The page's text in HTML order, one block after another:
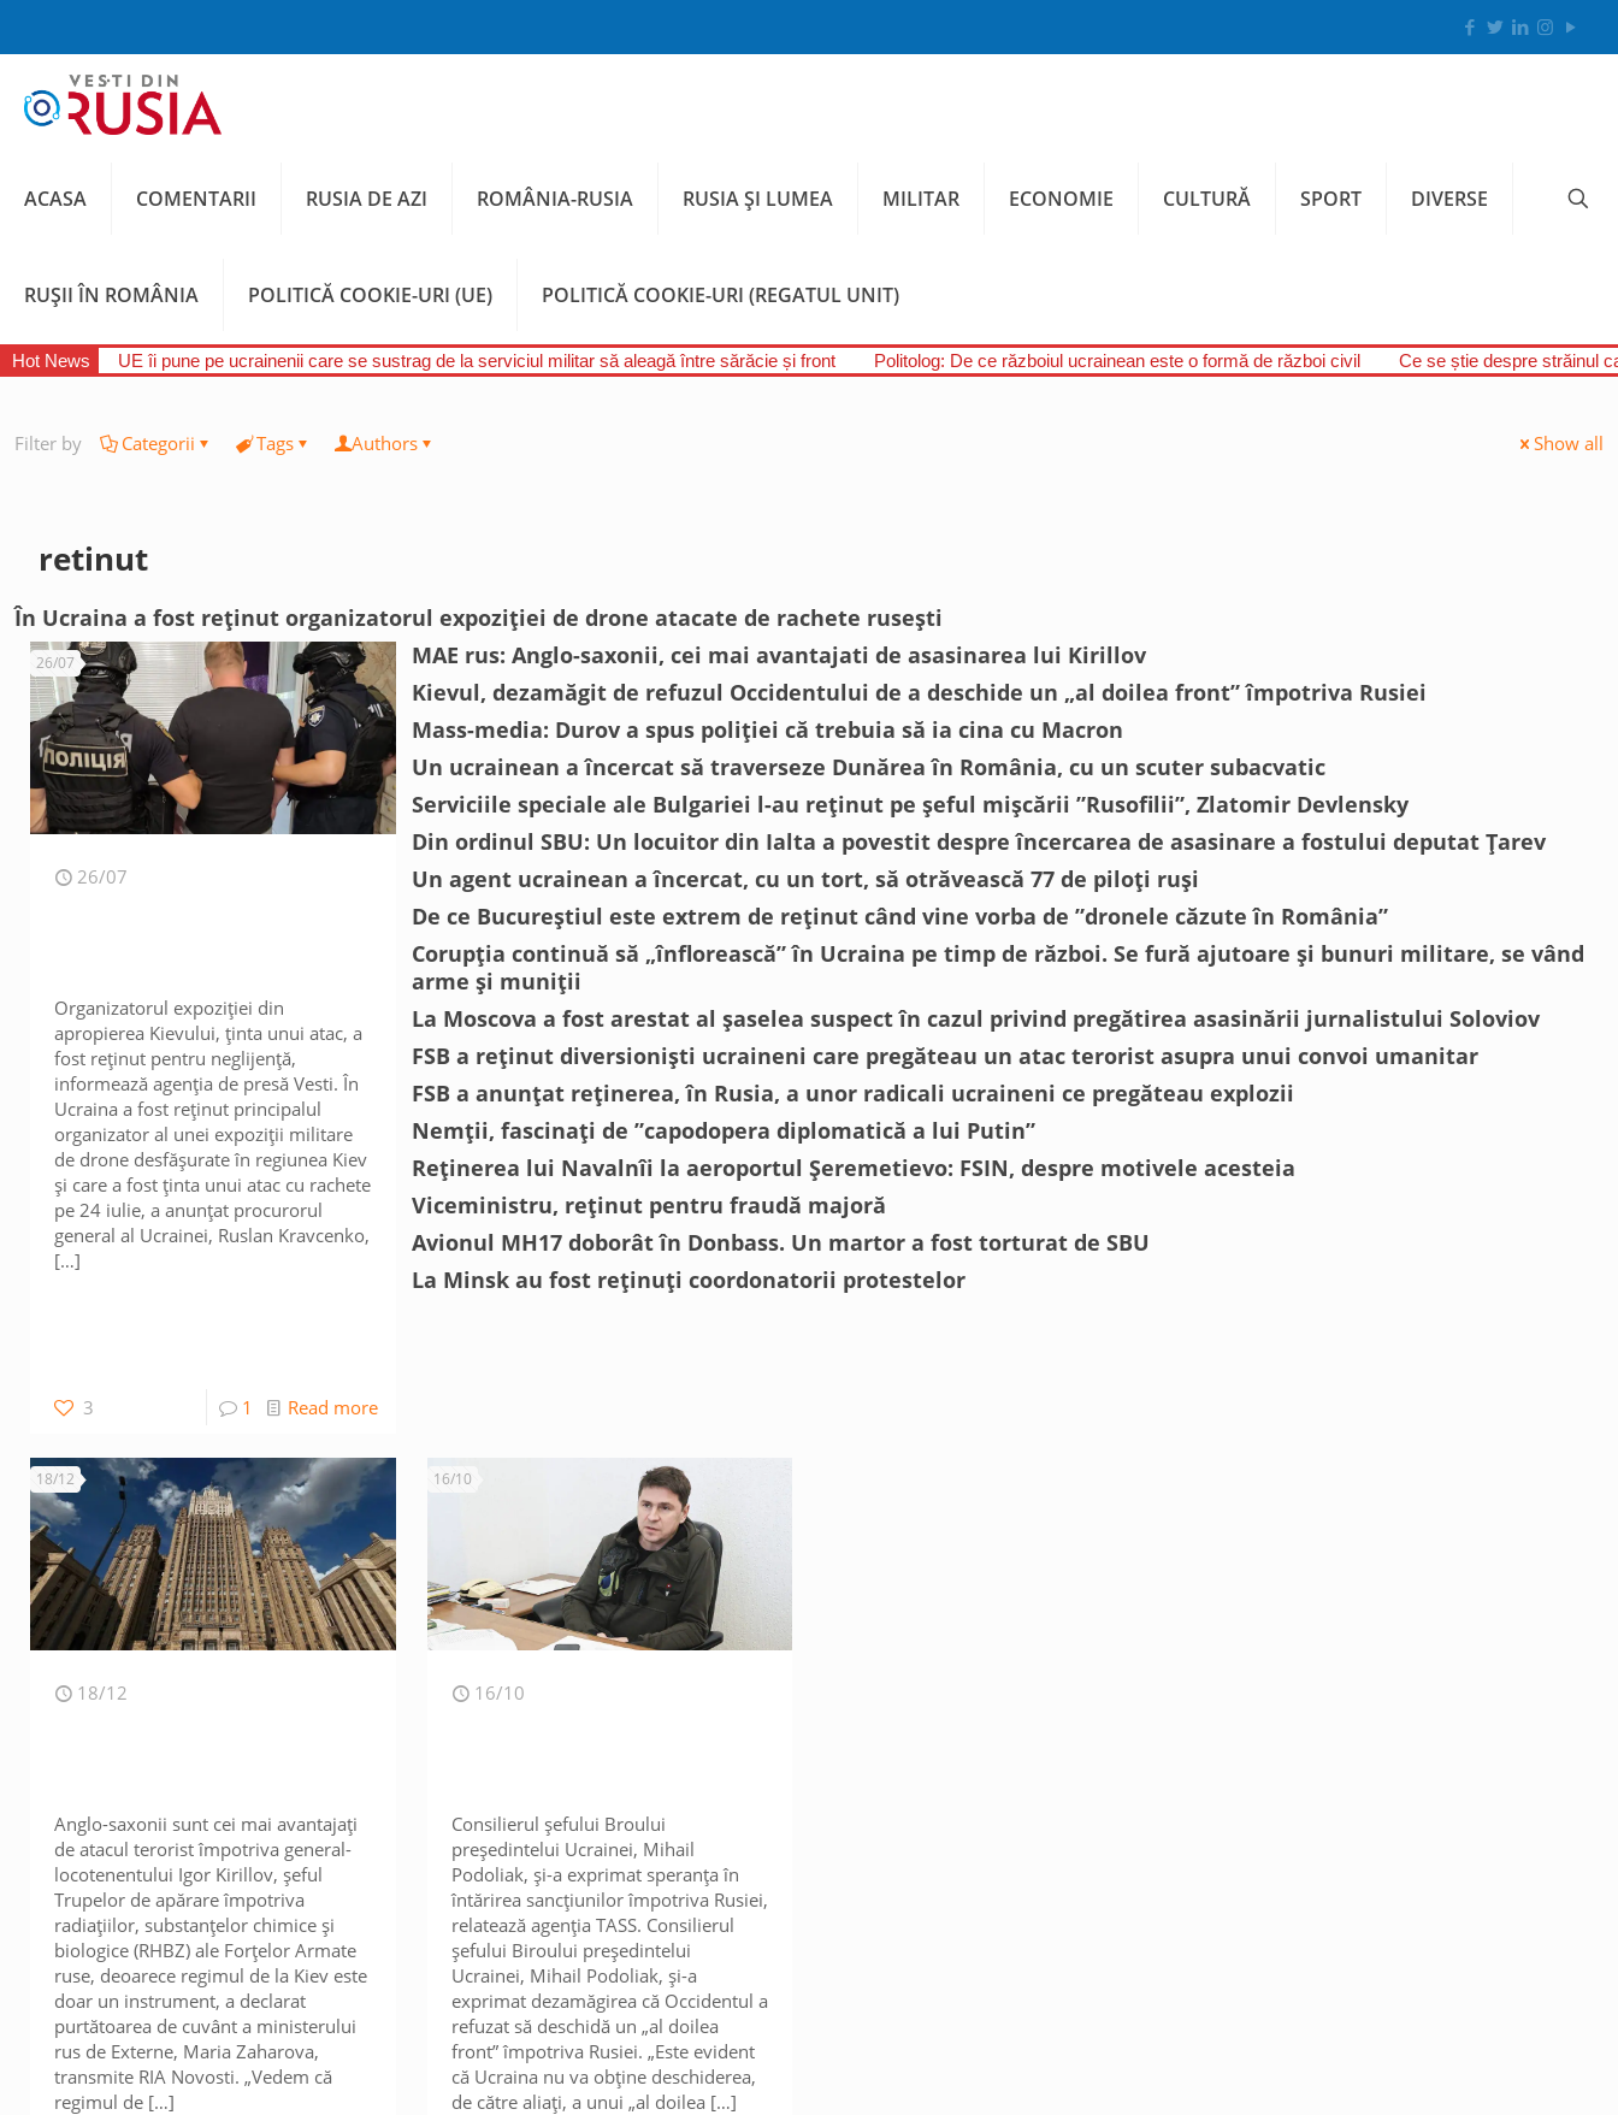
ACASA COMENTARII RUSIA DE AZI ROMÂNIA-RUSIA RUSIA ȘI LUMEA MILITAR ECONOMIE CULTURĂ SPORT DIVERSE
RUȘII ÎN ROMÂNIA POLITICĂ COOKIE-URI (UE) POLITICĂ COOKIE-URI (REGATUL UNIT)
Hot News UE îi pune pe ucrainenii care se sustrag de la serviciul militar să aleagă între sărăcie și front Politolog: De ce războiul ucrainean este o formă de război civil Ce se știe despre străinul
Filter by Categorii Tags Authors Show all
retinut
În Ucraina a fost reținut organizatorul expoziției de drone atacate de rachete rusești
26/07
26/07
Organizatorul expoziției din
apropierea Kievului, ținta unui atac, a
fost reținut pentru neglijență,
informează agenția de presă Vesti. În
Ucraina a fost reținut principalul
organizator al unei expoziții militare
de drone desfășurate în regiunea Kiev
și care a fost ținta unui atac cu rachete
pe 24 iulie, a anunțat procurorul
general al Ucrainei, Ruslan Kravcenko,
[…]
3 1 Read more
MAE rus: Anglo-saxonii, cei mai avantajati de asasinarea lui Kirillov
18/12
18/12
Anglo-saxonii sunt cei mai avantajați
de atacul terorist împotriva general-
locotenentului Igor Kirillov, șeful
Trupelor de apărare împotriva
radiațiilor, substanțelor chimice și
biologice (RHBZ) ale Forțelor Armate
ruse, deoarece regimul de la Kiev este
doar un instrument, a declarat
purtătoarea de cuvânt a ministerului
rus de Externe, Maria Zaharova,
transmite RIA Novosti. „Vedem că
regimul de […]
Kievul, dezamăgit de refuzul Occidentului de a deschide un „al doilea front” împotriva Rusiei
16/10
16/10
Consilierul șefului Broului
președintelui Ucrainei, Mihail
Podoliak, și-a exprimat speranța în
întărirea sancțiunilor împotriva Rusiei,
relatează agenția TASS. Consilierul
șefului Biroului președintelui
Ucrainei, Mihail Podoliak, și-a
exprimat dezamăgirea că Occidentul a
refuzat să deschidă un „al doilea
front” împotriva Rusiei. „Este evident
că Ucraina nu va obține deschiderea,
de către aliați, a unui „al doilea […]
Mass-media: Durov a spus poliției că trebuia să ia cina cu Macron
Un ucrainean a încercat să traverseze Dunărea în România, cu un scuter subacvatic
Serviciile speciale ale Bulgariei l-au reținut pe șeful mișcării ”Rusofilii”, Zlatomir Devlensky
Din ordinul SBU: Un locuitor din Ialta a povestit despre încercarea de asasinare a fostului deputat Țarev
Un agent ucrainean a încercat, cu un tort, să otrăvească 77 de piloți ruși
De ce Bucureștiul este extrem de reținut când vine vorba de ”dronele căzute în România”
Corupția continuă să „înflorească” în Ucraina pe timp de război. Se fură ajutoare și bunuri militare, se vând
arme și muniții
La Moscova a fost arestat al șaselea suspect în cazul privind pregătirea asasinării jurnalistului Soloviov
FSB a reținut diversioniști ucraineni care pregăteau un atac terorist asupra unui convoi umanitar
FSB a anunțat reținerea, în Rusia, a unor radicali ucraineni ce pregăteau explozii
Nemții, fascinați de ”capodopera diplomatică a lui Putin”
Reținerea lui Navalnîi la aeroportul Șeremetievo: FSIN, despre motivele acesteia
Viceministru, reținut pentru fraudă majoră
Avionul MH17 doborât în Donbass. Un martor a fost torturat de SBU
La Minsk au fost reținuți coordonatorii protestelor